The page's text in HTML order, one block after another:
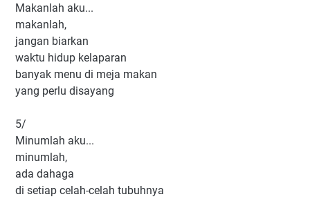
Makanlah aku...
makanlah,
jangan biarkan
waktu hidup kelaparan
banyak menu di meja makan
yang perlu disayang
5/
Minumlah aku...
minumlah,
ada dahaga
di setiap celah-celah tubuhnya